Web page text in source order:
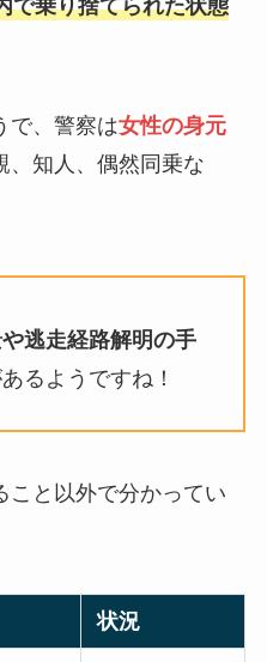
で乗り捨てられた状態
で、警察は女性の身元
、知人、偶然同乗な
逃走経路解明の手
るようですね！
こと以外で分かってい
状況